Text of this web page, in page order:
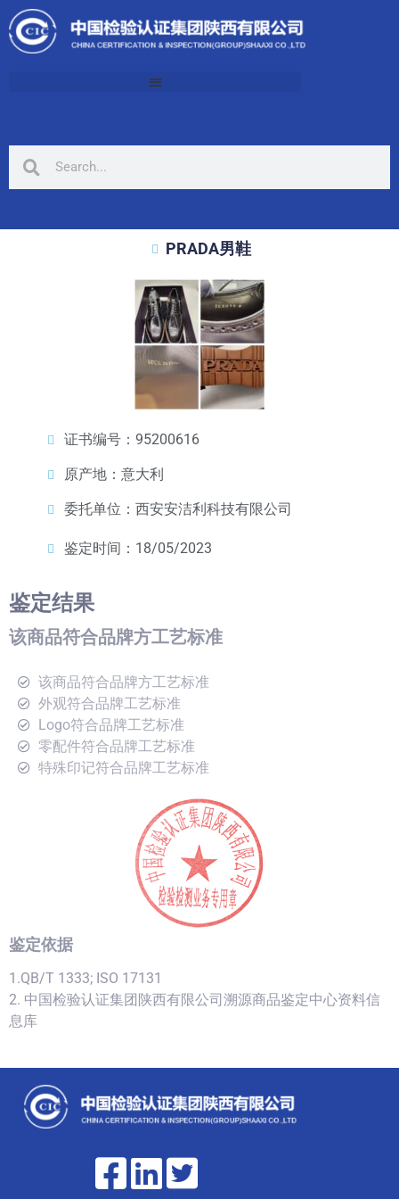
PRADA男鞋
证书编号：95200616
原产地：意大利
委托单位：西安安洁利科技有限公司
鉴定时间：18/05/2023
鉴定结果
该商品符合品牌方工艺标准
该商品符合品牌方工艺标准
外观符合品牌工艺标准
Logo符合品牌工艺标准
零配件符合品牌工艺标准
特殊印记符合品牌工艺标准
鉴定依据
1.QB/T 1333; ISO 17131
2. 中国检验认证集团陕西有限公司溯源商品鉴定中心资料信
息库